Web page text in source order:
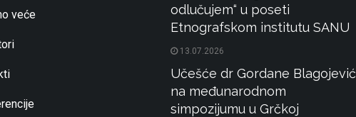
veće
odlučujem“ u poseti
Etnografskom institutu SANU
13.07.2026
Učešće dr Gordane Blagojević
na međunarodnom
simpozijumu u Grčkoj